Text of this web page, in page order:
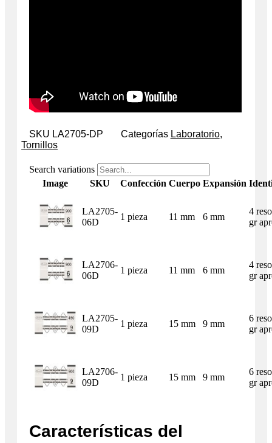
SKU LA2705-DP Categorías Laboratorio,
Tornillos
Search variations
Image
SKU Confección Cuerpo Expansión
LA2705-
06D
1 pieza 11 mm 6 mm
4
gr
LA2706-
06D
1 pieza 11 mm 6 mm
4
gr
LA2705-
09D
1 pieza 15 mm 9 mm
6
gr
LA2706-
09D
1 pieza 15 mm 9 mm
6
gr
Características del